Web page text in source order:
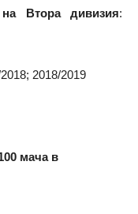
Втора дивизия:
2018/2019
мача в